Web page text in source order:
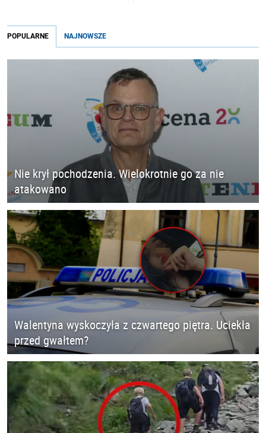
POPULARNE NAJNOWSZE
Nie krył pochodzenia. Wielokrotnie go za nie
atakowano
Walentyna wyskoczyła z czwartego piętra. Uciekła
przed gwałtem?